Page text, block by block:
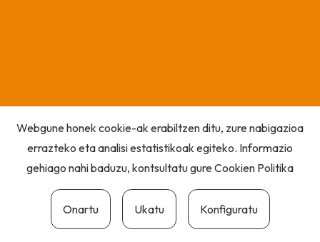
Webgune honek cookie-ak erabiltzen ditu, zure nabigazioa
errazteko eta analisi estatistikoak egiteko. Informazio
gehiago nahi baduzu, kontsultatu gureCookien Politika
Onartu Ukatu Konfiguratu